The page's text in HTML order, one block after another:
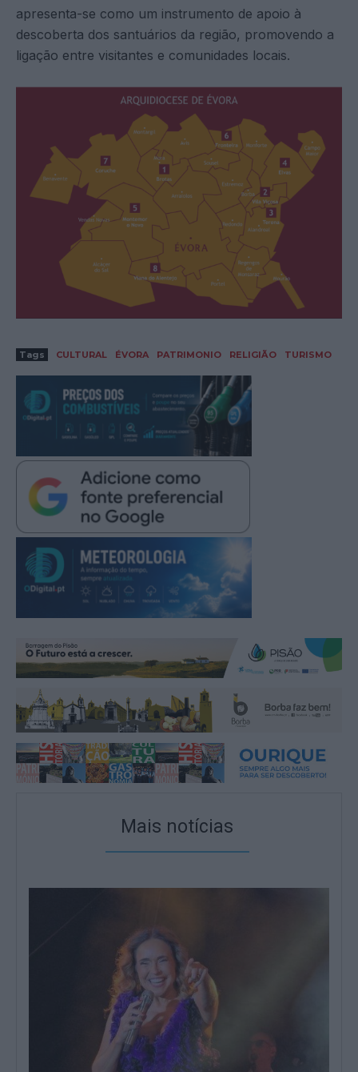
apresenta-se como um instrumento de apoio à
descoberta dos santuários da região, promovendo a
ligação entre visitantes e comunidades locais.
Tags CULTURAL ÉVORA PATRIMONIO RELIGIÃO TURISMO
Mais notícias